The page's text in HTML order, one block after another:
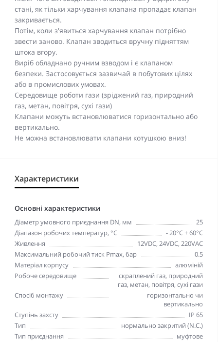
стані, як тільки харчування клапана пропадає клапан
закривається.
Потім, коли з'явиться харчування клапан потрібно
звести заново. Клапан зводиться вручну підняттям
штока вгору.
Виріб обладнано ручним взводом і є клапаном
безпеки. Застосовується зазвичай в побутових цілях
або в промислових умовах.
Середовище роботи гази (зріджений газ, природний
газ, метан, повітря, сухі гази)
Клапани можуть встановлюватися горизонтально або
вертикально.
Не можна встановлювати клапани котушкою вниз!
Характеристики
Основні характеристики
Діаметр умовного приєднання DN, мм
25
Діапазон робочих температур, °С
- 20°С + 60°С
Живлення
12VDC, 24VDC, 220VAC
Максимальний робочий тиск Pmax, бар
0.5
Матеріал корпусу
алюміній
Робоче середовище
скраплений газ, природний
газ, метан, повітря, сухі гази
Спосіб монтажу
горизонтально чи
вертикально
Ступінь захсту
IP 65
Тип
нормально закритий (N.C.)
Тип приєднання
муфтове